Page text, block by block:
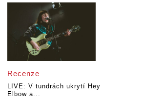
Recenze
LIVE: V tundrách ukrytí Hey
Elbow a...